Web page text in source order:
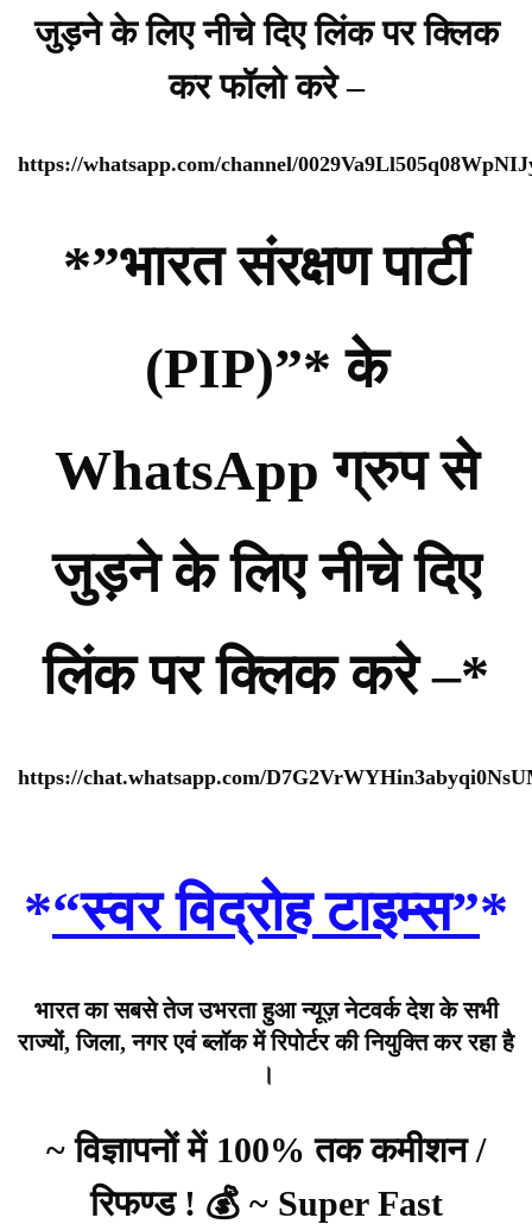
जुड़ने के लिए नीचे दिए लिंक पर क्लिक
कर फॉलो करे –
https://whatsapp.com/channel/
*”भारत संरक्षण पार्टी
(PIP)”* के
WhatsApp ग्रुप से
जुड़ने के लिए नीचे दिए
लिंक पर क्लिक करे –*
https://chat.whatsapp.com/
*“स्वर विद्रोह टाइम्स”*
भारत का सबसे तेज उभरता हुआ न्यूज़ नेटवर्क देश के सभी
राज्यों, जिला, नगर एवं ब्लॉक में रिपोर्टर की नियुक्ति कर रहा है
।
~ विज्ञापनों में 100% तक कमीशन /
रिफण्ड ! 💰 ~ Super Fast